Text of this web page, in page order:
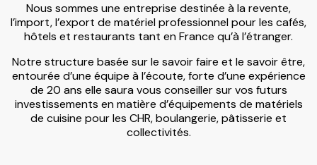
Nous sommes une entreprise destinée à la revente,
l’import, l’export de matériel professionnel pour les cafés,
hôtels et restaurants tant en France qu’à l’étranger.
Notre structure basée sur le savoir faire et le savoir être,
entourée d’une équipe à l’écoute, forte d’une expérience
de 20 ans elle saura vous conseiller sur vos futurs
investissements en matière d’équipements de matériels
de cuisine pour les CHR, boulangerie, pâtisserie et
collectivités.